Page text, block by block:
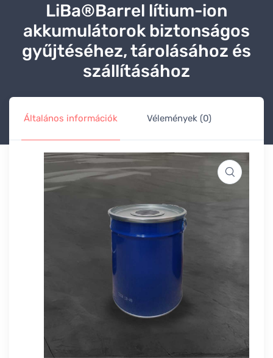
LiBa®Barrel lítium-ion
akkumulátorok biztonságos
gyűjtéséhez, tárolásához és
szállításához
Általános információk Vélemények (0)